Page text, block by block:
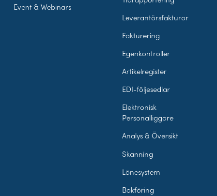
Event & Webinars
Leverantörsfakturor
Fakturering
Egenkontroller
Artikelregister
EDI-följesedlar
Elektronisk
Personalliggare
Analys & Översikt
Skanning
Lönesystem
Bokföring